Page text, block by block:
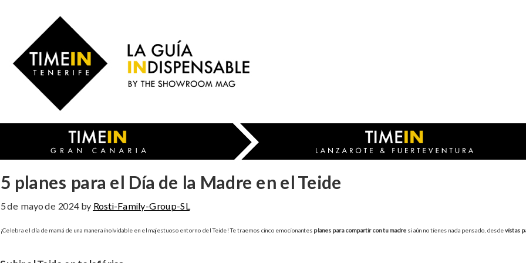
Gran
Canaria
5 planes para el Día de la Madre en el Teide
5 de mayo de 2024by Rosti-Family-Group-SL
¡Celebra el día de mamá de una manera inolvidable en el majestuoso entorno del Teide! Te traemos cinco emocionantes planes para compartir con tu madre si aún no tienes nada pensado, desdevistas